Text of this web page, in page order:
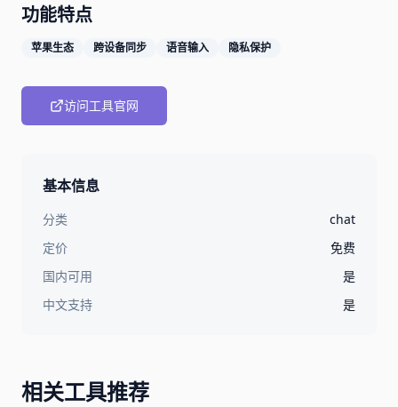
功能特点
苹果生态 跨设备同步 语音输入 隐私保护
访问工具官网
基本信息
分类
chat
定价
免费
国内可用
是
中文支持
是
相关工具推荐